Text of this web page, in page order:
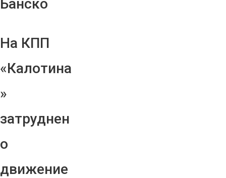
Банско
На КПП
«Калотина
»
затруднен
о
движение